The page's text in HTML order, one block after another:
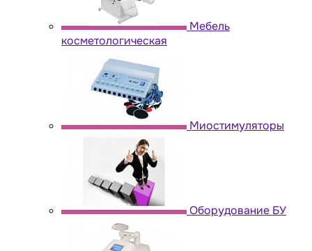
Мебель
косметологическая
Миостимуляторы
Оборудование БУ